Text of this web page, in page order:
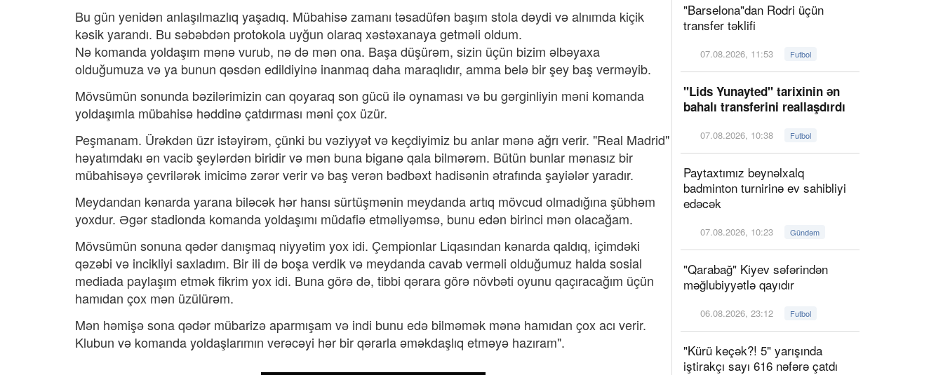
​Bu gün yenidən anlaşılmazlıq yaşadıq. Mübahisə zamanı təsadüfən başım stola dəydi və alnımda kiçik
kəsik yarandı. Bu səbəbdən protokola uyğun olaraq xəstəxanaya getməli oldum.
​Nə komanda yoldaşım mənə vurub, nə də mən ona. Başa düşürəm, sizin üçün bizim əlbəyaxa
olduğumuza və ya bunun qəsdən edildiyinə inanmaq daha maraqlıdır, amma belə bir şey baş verməyib.
​Mövsümün sonunda bəzilərimizin can qoyaraq son gücü ilə oynaması və bu gərginliyin məni komanda
yoldaşımla mübahisə həddinə çatdırması məni çox üzür.
​Peşmanam. Ürəkdən üzr istəyirəm, çünki bu vəziyyət və keçdiyimiz bu anlar mənə ağrı verir. "Real Madrid"
həyatımdakı ən vacib şeylərdən biridir və mən buna biganə qala bilmərəm. Bütün bunlar mənasız bir
mübahisəyə çevrilərək imicimə zərər verir və baş verən bədbəxt hadisənin ətrafında şayiələr yaradır.
Meydandan kənarda yarana biləcək hər hansı sürtüşmənin meydanda artıq mövcud olmadığına şübhəm
yoxdur. Əgər stadionda komanda yoldaşımı müdafiə etməliyəmsə, bunu edən birinci mən olacağam.
​Mövsümün sonuna qədər danışmaq niyyətim yox idi. Çempionlar Liqasından kənarda qaldıq, içimdəki
qəzəbi və incikliyi saxladım. Bir ili də boşa verdik və meydanda cavab verməli olduğumuz halda sosial
mediada paylaşım etmək fikrim yox idi. Buna görə də, tibbi qərara görə növbəti oyunu qaçıracağım üçün
hamıdan çox mən üzülürəm.
Mən həmişə sona qədər mübarizə aparmışam və indi bunu edə bilməmək mənə hamıdan çox acı verir.
Klubun və komanda yoldaşlarımın verəcəyi hər bir qərarla əməkdaşlıq etməyə hazıram".
"Barselona"dan Rodri üçün
transfer təklifi
07.08.2026, 11:53 Futbol
"Lids Yunayted" tarixinin ən
bahalı transferini reallaşdırdı
07.08.2026, 10:38 Futbol
Paytaxtımız beynəlxalq
badminton turnirinə ev sahibliyi
edəcək
07.08.2026, 10:23 Gündəm
"Qarabağ" Kiyev səfərindən
məğlubiyyətlə qayıdır
06.08.2026, 23:12 Futbol
"Kürü keçək?! 5" yarışında
iştirakçı sayı 616 nəfərə çatdı